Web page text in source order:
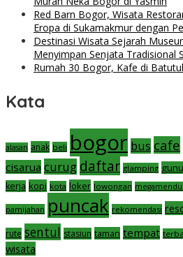
Red Barn Bogor, Wisata
Eropa di Sukamakmur dengan
Destinasi Wisata Sejarah
Menyimpan Senjata Tradisional
Rumah 30 Bogor, Kafe di
Kata
alasan anak beli bogor bus cafe
cisarua curug daftar glamping
kerja kopi kota loker lowongan
pamijahan puncak rekomendasi
rute sentul stasiun taman tempat
wisata